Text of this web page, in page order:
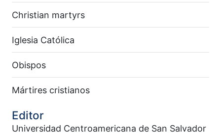
Christian martyrs
Iglesia Católica
Obispos
Mártires cristianos
Editor
Universidad Centroamericana de San Salvador